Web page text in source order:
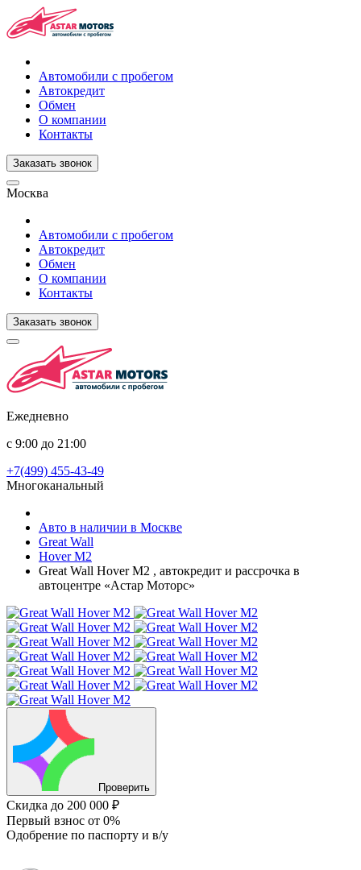
Автомобили с пробегом
Автокредит
Обмен
О компании
Контакты
Заказать звонок
Москва
Автомобили с пробегом
Автокредит
Обмен
О компании
Контакты
Заказать звонок
Ежедневно
с 9:00 до 21:00
+7(499) 455-43-49
Многоканальный
Авто в наличии в Москве
Great Wall
Hover M2
Great Wall Hover M2 , автокредит и рассрочка в
автоцентре «Астар Моторс»
Проверить
Скидка до 200 000 ₽
Первый взнос от 0%
Одобрение по паспорту и в/у